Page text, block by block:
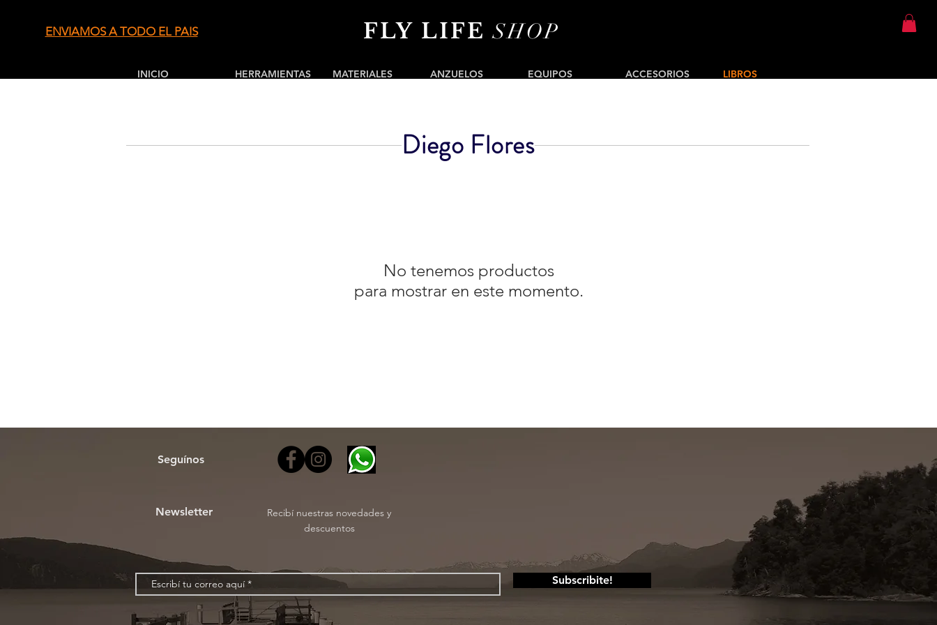
ENVIAMOS A TODO EL PAIS FLY LIFESHOP
INICIO HERRAMIENTAS MATERIALES ANZUELOS EQUIPOS ACCESORIOS LIBROS
Diego Flores
No tenemos productos
para mostrar en este momento.
Seguínos
Newsletter
Recibí nuestras novedades y
descuentos
Subscribite!